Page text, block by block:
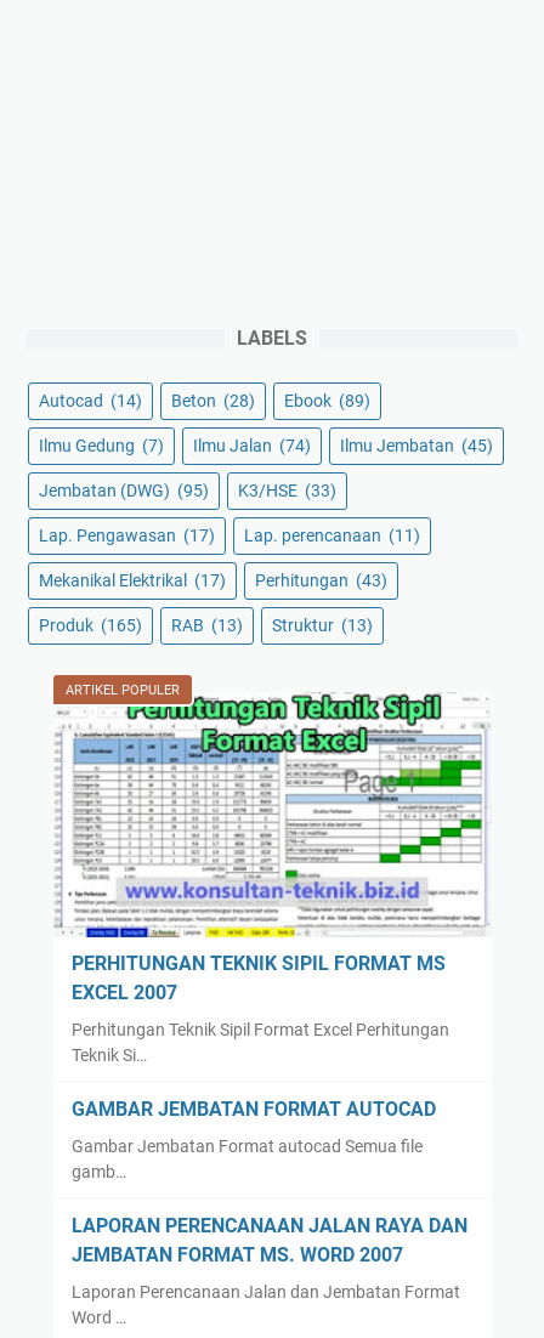
LABELS
Autocad (14) Beton (28) Ebook (89)
Ilmu Gedung (7) Ilmu Jalan (74) Ilmu Jembatan (45)
Jembatan (DWG) (95) K3/HSE (33)
Lap. Pengawasan (17) Lap. perencanaan (11)
Mekanikal Elektrikal (17) Perhitungan (43)
Produk (165) RAB (13) Struktur (13)
ARTIKEL POPULER
PERHITUNGAN TEKNIK SIPIL FORMAT MS
EXCEL 2007
Perhitungan Teknik Sipil Format Excel Perhitungan
Teknik Si…
GAMBAR JEMBATAN FORMAT AUTOCAD
Gambar Jembatan Format autocad Semua file
gamb…
LAPORAN PERENCANAAN JALAN RAYA DAN
JEMBATAN FORMAT MS. WORD 2007
Laporan Perencanaan Jalan dan Jembatan Format
Word …